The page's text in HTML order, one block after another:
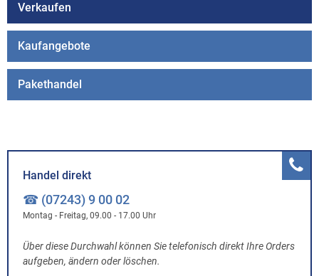
Verkaufen
Kaufangebote
Pakethandel
Handel direkt
☎ (07243) 9 00 02
Montag - Freitag, 09.00 - 17.00 Uhr
Über diese Durchwahl können Sie telefonisch direkt Ihre Orders
aufgeben, ändern oder löschen.